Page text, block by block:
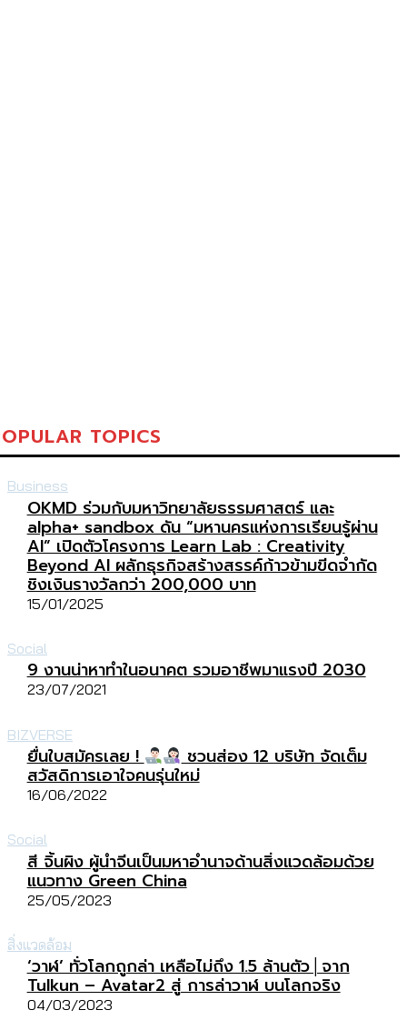
TOPICS
Business
OKMD ร่วมกับมหาวิทยาลัยธรรมศาสตร์ และ
alpha+ sandbox ดัน “มหานครแห่งการเรียนรู้ผ่าน
AI” เปิดตัวโครงการ Learn Lab : Creativity
Beyond AI ผลักธุรกิจสร้างสรรค์ก้าวข้ามขีดจำกัด
ชิงเงินรางวัลกว่า 200,000 บาท
15/01/2025
Social
9 งานน่าหาทำในอนาคต รวมอาชีพมาแรงปี 2030
23/07/2021
BIZVERSE
ยื่นใบสมัครเลย ! ชวนส่อง 12 บริษัท จัดเต็ม
สวัสดิการเอาใจคนรุ่นใหม่
16/06/2022
Social
สี จิ้นผิง ผู้นำจีนเป็นมหาอำนาจด้านสิ่งแวดล้อมด้วย
แนวทาง Green China
25/05/2023
สิ่งแวดล้อม
‘วาฬ’ ทั่วโลกถูกล่า เหลือไม่ถึง 1.5 ล้านตัว│จาก
Tulkun – Avatar2 สู่ การล่าวาฬ บนโลกจริง
04/03/2023